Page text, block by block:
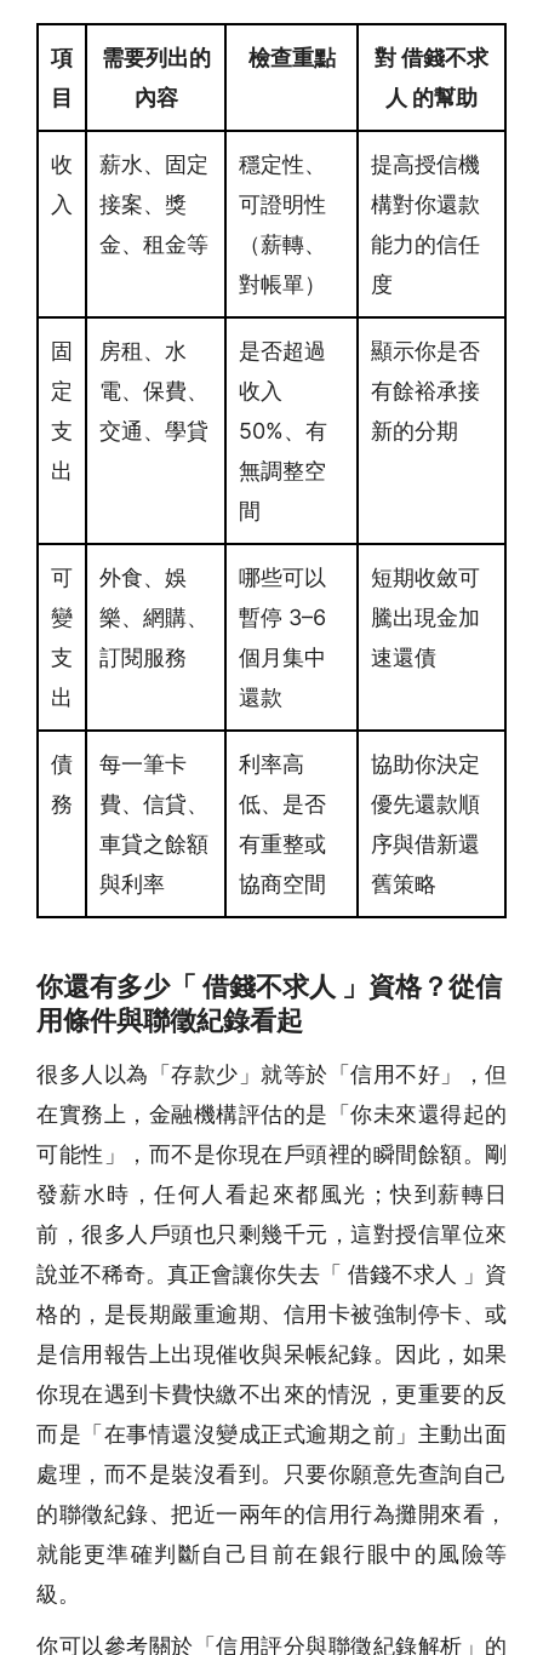
項
目
需要列出的
內容
檢查重點
對 借錢不求
人 的幫助
收
入
薪水、固定
接案、獎
金、租金等
穩定性、
可證明性
（薪轉、
對帳單）
提高授信機
構對你還款
能力的信任
度
固
定
支
出
房租、水
電、保費、
交通、學貸
是否超過
收入
50%、有
無調整空
間
顯示你是否
有餘裕承接
新的分期
可
變
支
出
外食、娛
樂、網購、
訂閱服務
哪些可以
暫停 3–6
個月集中
還款
短期收斂可
騰出現金加
速還債
債
務
每一筆卡
費、信貸、
車貸之餘額
與利率
利率高
低、是否
有重整或
協商空間
協助你決定
優先還款順
序與借新還
舊策略
你還有多少「 借錢不求人 」資格？從信
用條件與聯徵紀錄看起
很多人以為「存款少」就等於「信用不好」，但
在實務上，金融機構評估的是「你未來還得起的
可能性」，而不是你現在戶頭裡的瞬間餘額。剛
發薪水時，任何人看起來都風光；快到薪轉日
前，很多人戶頭也只剩幾千元，這對授信單位來
說並不稀奇。真正會讓你失去「 借錢不求人 」資
格的，是長期嚴重逾期、信用卡被強制停卡、或
是信用報告上出現催收與呆帳紀錄。因此，如果
你現在遇到卡費快繳不出來的情況，更重要的反
而是「在事情還沒變成正式逾期之前」主動出面
處理，而不是裝沒看到。只要你願意先查詢自己
的聯徵紀錄、把近一兩年的信用行為攤開來看，
就能更準確判斷自己目前在銀行眼中的風險等
級。
你可以參考關於「信用評分與聯徵紀錄解析」的